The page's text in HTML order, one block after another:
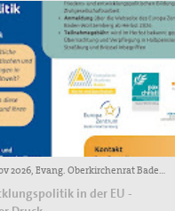
06. Nov 2026 bis 06. Nov 2026, Evang. Oberkirchenrat Baden, Blumenstraße 1, 76133 Karlsruhe.
in der EU -